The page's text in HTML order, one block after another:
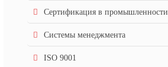
Сертификация в промышленности
Системы менеджмента
ISO 9001